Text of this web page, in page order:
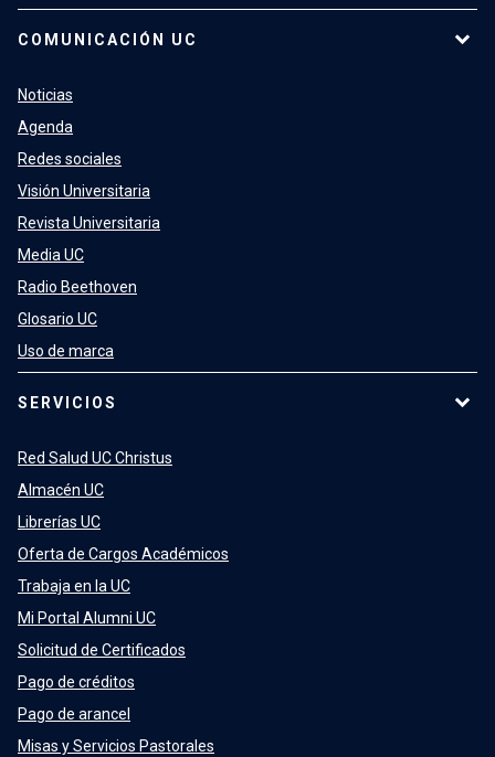
COMUNICACIÓN UC
Noticias
Agenda
Redes sociales
Visión Universitaria
Revista Universitaria
Media UC
Radio Beethoven
Glosario UC
Uso de marca
SERVICIOS
Red Salud UC Christus
Almacén UC
Librerías UC
Oferta de Cargos Académicos
Trabaja en la UC
Mi Portal Alumni UC
Solicitud de Certificados
Pago de créditos
Pago de arancel
Misas y Servicios Pastorales